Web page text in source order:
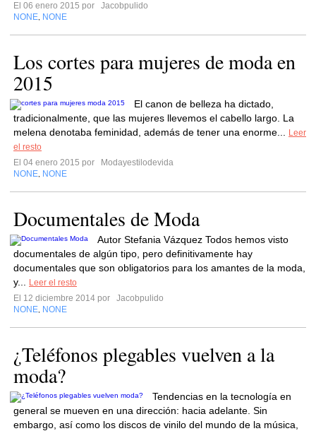
El 06 enero 2015 por
Jacobpulido
NONE NONE
Los cortes para mujeres de moda en
2015
El canon de belleza ha dictado,
tradicionalmente, que las mujeres llevemos el cabello largo. La
melena denotaba feminidad, además de tener una enorme...
Leer
el resto
El 04 enero 2015 por
Modayestilodevida
NONE NONE
Documentales de Moda
Autor Stefania Vázquez Todos hemos visto
documentales de algún tipo, pero definitivamente hay
documentales que son obligatorios para los amantes de la moda,
y...
Leer el resto
El 12 diciembre 2014 por
Jacobpulido
NONE NONE
¿Teléfonos plegables vuelven a la
moda?
Tendencias en la tecnología en
general se mueven en una dirección: hacia adelante. Sin
embargo, así como los discos de vinilo del mundo de la música,